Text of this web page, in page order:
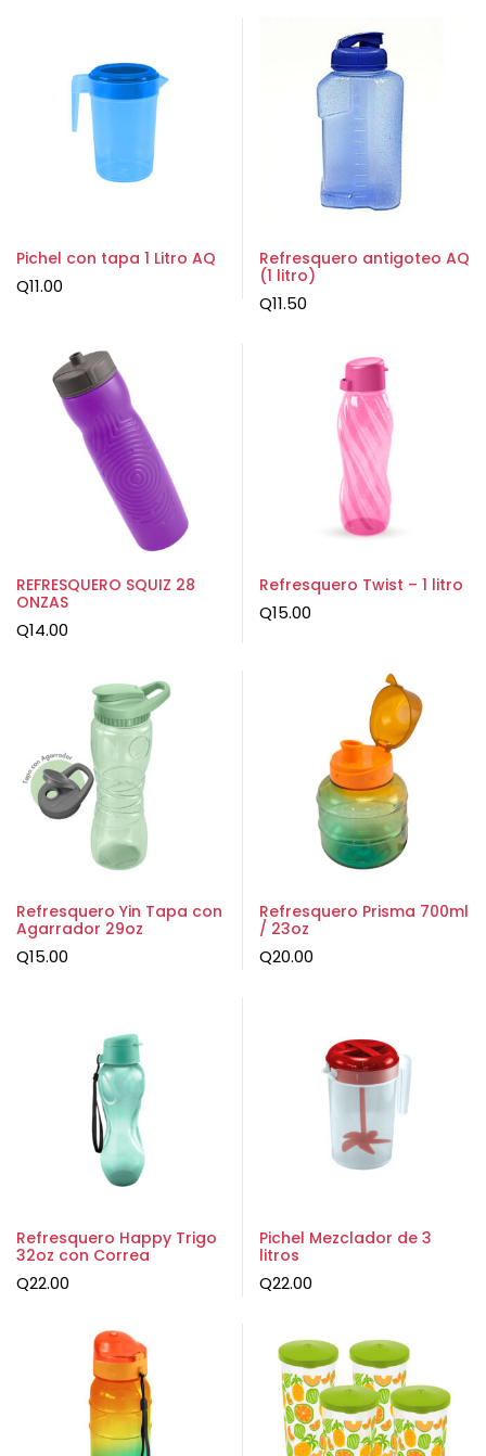
Pichel con tapa 1 Litro AQ
Q11.00
Refresquero antigoteo AQ
(1 litro)
Q11.50
REFRESQUERO SQUIZ 28
ONZAS
Q14.00
Refresquero Twist – 1 litro
Q15.00
Refresquero Yin Tapa con
Agarrador 29oz
Q15.00
Refresquero Prisma 700ml
/ 23oz
Q20.00
Refresquero Happy Trigo
32oz con Correa
Q22.00
Pichel Mezclador de 3
litros
Q22.00